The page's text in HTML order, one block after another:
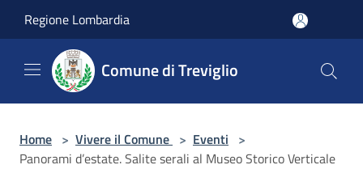
Regione Lombardia
Comune di Treviglio
Home > Vivere il Comune > Eventi >
Panorami d’estate. Salite serali al Museo Storico Verticale